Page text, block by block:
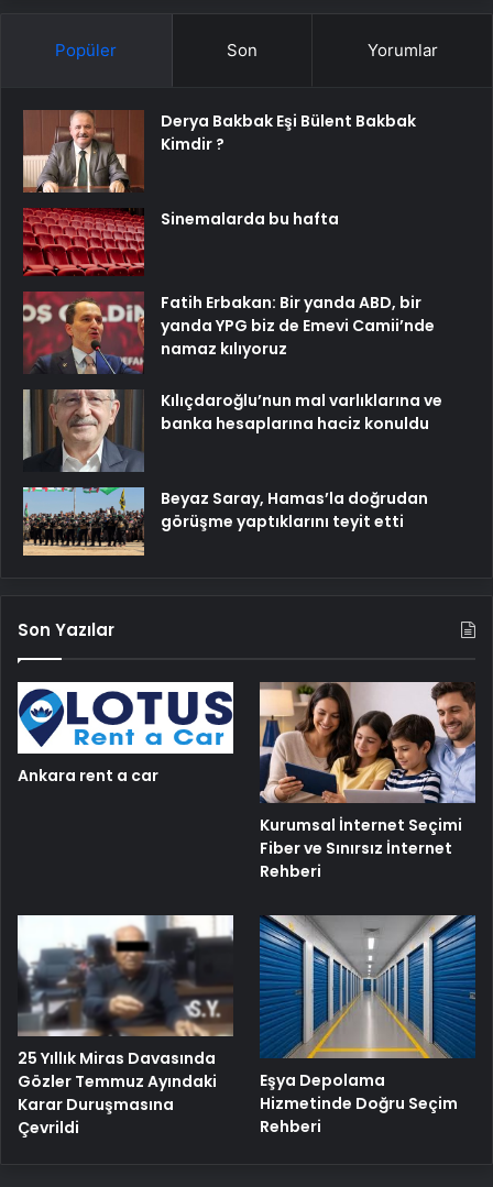
Popüler Son Yorumlar
Derya Bakbak Eşi Bülent Bakbak
Kimdir ?
Sinemalarda bu hafta
Fatih Erbakan: Bir yanda ABD, bir
yanda YPG biz de Emevi Camii’nde
namaz kılıyoruz
Kılıçdaroğlu’nun mal varlıklarına ve
banka hesaplarına haciz konuldu
Beyaz Saray, Hamas’la doğrudan
görüşme yaptıklarını teyit etti
Son Yazılar
Ankara rent a car
Kurumsal İnternet Seçimi
Fiber ve Sınırsız İnternet
Rehberi
25 Yıllık Miras Davasında
Gözler Temmuz Ayındaki
Karar Duruşmasına
Çevrildi
Eşya Depolama
Hizmetinde Doğru Seçim
Rehberi